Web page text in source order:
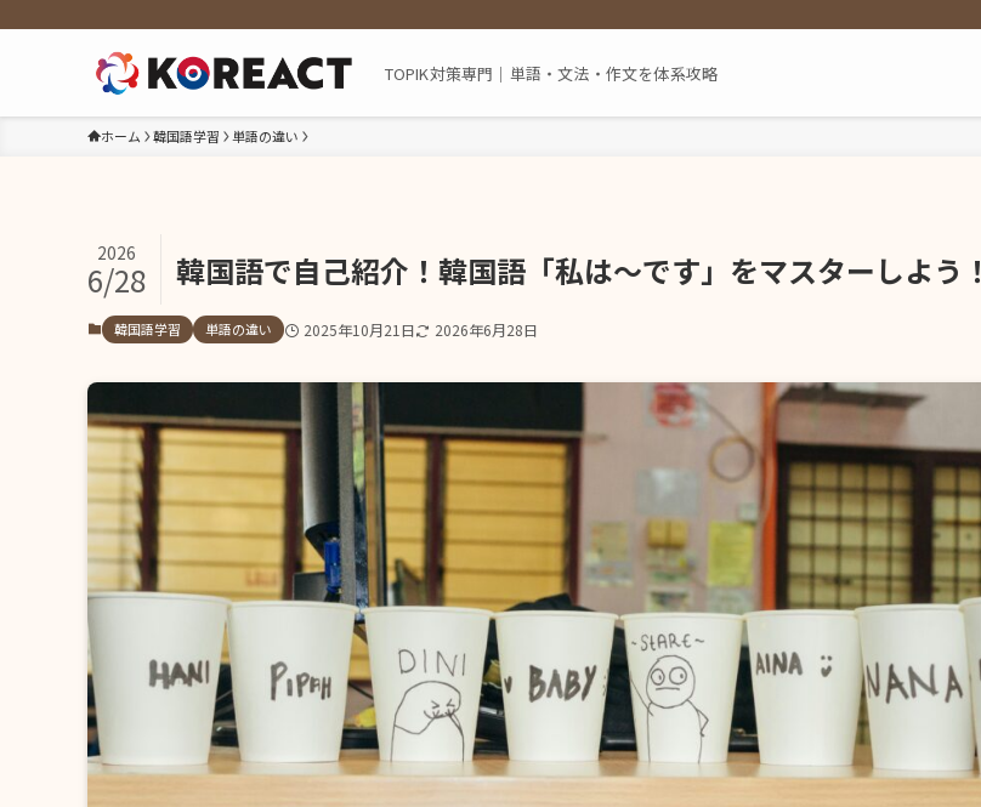
TOPIK対策専門｜単語・文法・作文を体系攻略
ホーム 韓国語学習 単語の違い
韓国語で自己紹介！韓国語「私は〜です」をマスターしよう！
2026
6/28
韓国語学習 単語の違い 2025年10月21日 2026年6月28日